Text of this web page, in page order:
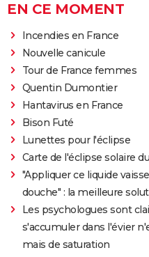
EN CE MOMENT
Incendies en France
Nouvelle canicule
Tour de France femmes
Quentin Dumontier
Hantavirus en France
Bison Futé
Lunettes pour l'éclipse
Carte de l'éclipse solaire
"Appliquer ce liquide
douche" : la meilleure
Les psychologues sont
s'accumuler dans l'évier
mais de saturation